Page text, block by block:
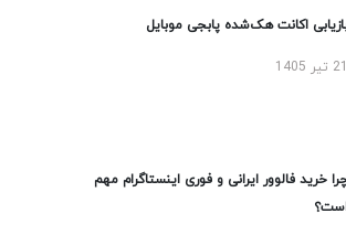
اکانت هک‌شده پابجی موبایل
خرید فالوور ایرانی و فوری اینستاگرام مهم